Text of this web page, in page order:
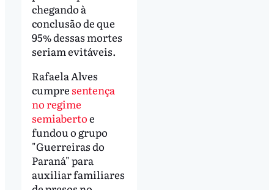
chegando à
conclusão de que
95% dessas mortes
seriam evitáveis.
Rafaela Alves
cumpre sentença
no regime
semiabertoe
fundou o grupo
"Guerreiras do
Paraná" para
auxiliar familiares